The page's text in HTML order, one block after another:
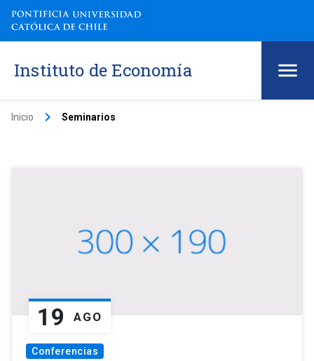
Instituto de Economía
Inicio keyboard_arrow_right Seminarios
19 AGO
Conferencias